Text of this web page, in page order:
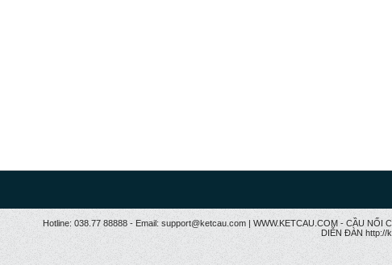
Hotline: 038.77 88888 - Email: support@ketcau.com | WWW.KETCAU.COM - CẦU NỐI
DIỄN ĐÀN http://